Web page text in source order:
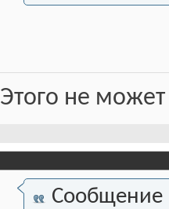
Этого не
Сообщение